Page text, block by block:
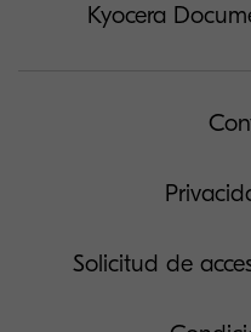
Kyocera
Solicitud de